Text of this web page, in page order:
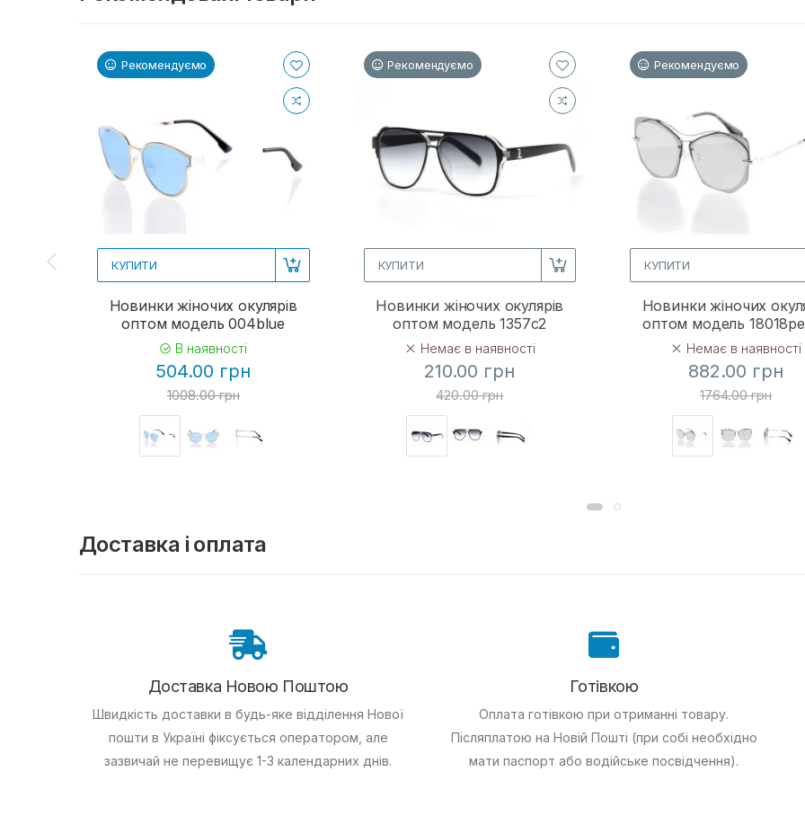
Рекомендуємо
КУПИТИ
Новинки жіночих окулярів
оптом модель 004blue
В наявності
504.00 грн
1008.00 грн
Рекомендуємо
КУПИТИ
Новинки жіночих окулярів
оптом модель 1357c2
Немає в наявності
210.00 грн
420.00 грн
Рекомендуємо
КУПИТИ
Новинки жіночих
оптом модель
Немає в наявності
882.00 грн
1764.00 грн
Доставка і оплата
Доставка Новою Поштою
Швидкість доставки в будь-яке відділення Нової
пошти в Україні фіксується оператором, але
зазвичай не перевищує 1-3 календарних днів.
Готівкою
Оплата готівкою при отриманні товару.
Післяплатою на Новій Пошті (при собі необхідно
мати паспорт або водійське посвідчення).